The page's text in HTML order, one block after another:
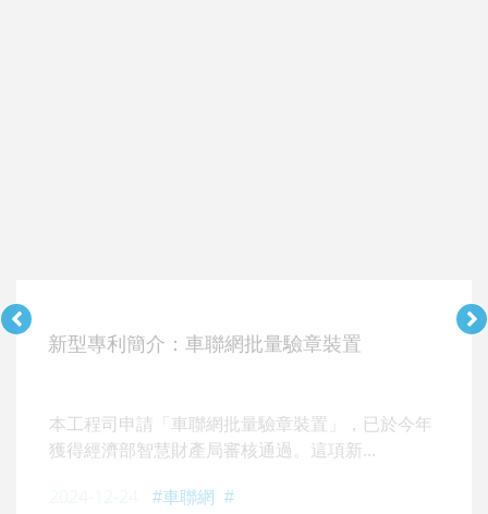
新型專利簡介：車聯網批量驗章裝置
本工程司申請「車聯網批量驗章裝置」，已於今年
獲得經濟部智慧財產局審核通過。這項新...
車聯網